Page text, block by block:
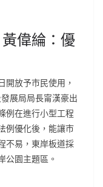
偉綸：優
開放予市民使用，
展局局長甯漢豪出
例在進行小型工程
例優化後，能讓市
不易，東岸板道採
公園主題區。